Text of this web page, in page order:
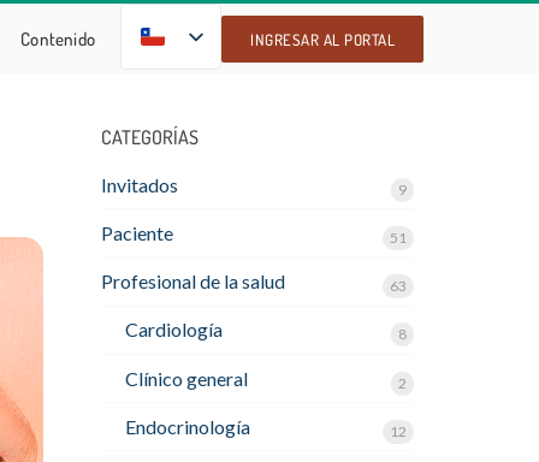
Contenido INGRESAR AL PORTAL
CATEGORÍAS
Invitados 9
Paciente 51
Profesional de la salud 63
Cardiología 8
Clínico general 2
Endocrinología 12